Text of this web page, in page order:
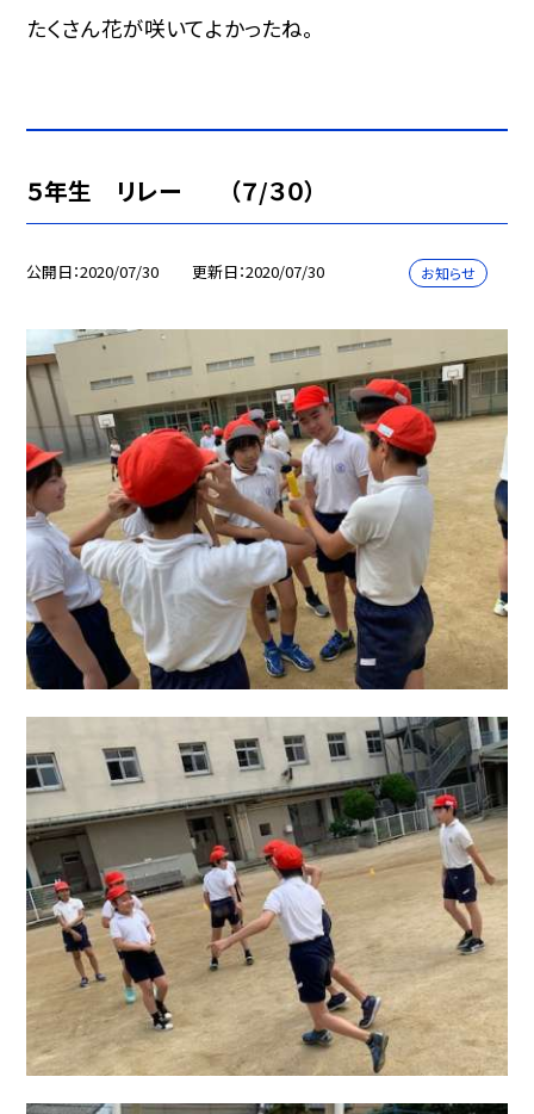
たくさん花が咲いてよかったね。
５年生 リレー （７/３０）
公開日 2020/07/30 更新日 2020/07/30 お知らせ